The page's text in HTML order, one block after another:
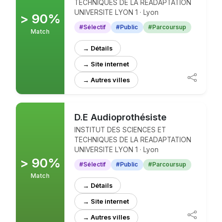
> 90%
Match
TECHNIQUES DE LA READAPTATION
UNIVERSITE LYON 1 · Lyon
#Sélectif #Public #Parcoursup
→ Détails
→ Site internet
> 90%
Match
D.E Audioprothésiste
INSTITUT DES SCIENCES ET
TECHNIQUES DE LA READAPTATION
UNIVERSITE LYON 1 · Lyon
#Sélectif #Public #Parcoursup
→ Détails
→ Site internet